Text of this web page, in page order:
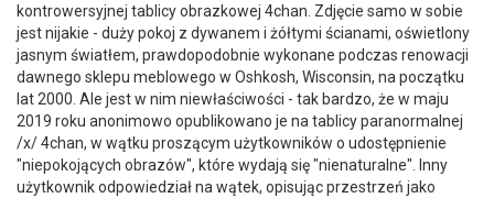
kontrowersyjnej tablicy obrazkowej 4chan. Zdjęcie samo w sobie
jest nijakie - duży pokoj z dywanem i żółtymi ścianami, oświetlony
jasnym światłem, prawdopodobnie wykonane podczas renowacji
dawnego sklepu meblowego w Oshkosh, Wisconsin, na początku
lat 2000. Ale jest w nim niewłaściwości - tak bardzo, że w maju
2019 roku anonimowo opublikowano je na tablicy paranormalnej
/x/ 4chan, w wątku proszącym użytkowników o udostępnienie
"niepokojących obrazów", które wydają się "nienaturalne". Inny
użytkownik odpowiedział na wątek, opisując przestrzeń jako